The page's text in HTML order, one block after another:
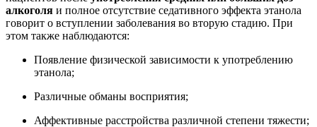
алкоголя и полное отсутствие седативного эффекта этанола
говорит о вступлении заболевания во вторую стадию. При
этом также наблюдаются:
Появление физической зависимости к употреблению
этанола;
Различные обманы восприятия;
Аффективные расстройства различной степени тяжести;